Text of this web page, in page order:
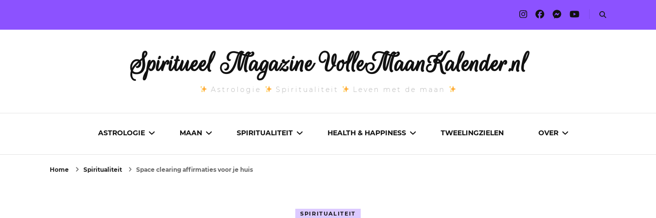
Spiritueel Magazine VolleMaanKalender.nl
Astrologie Spiritualiteit Leven met de maan
ASTROLOGIE MAAN SPIRITUALITEIT HEALTH & HAPPINESS TWEELINGZIELEN OVER
Home Spiritualiteit Space clearing affirmaties voor je huis
SPIRITUALITEIT